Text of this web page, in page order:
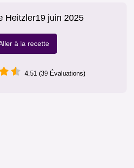
Heitzler19 juin 2025
à la recette
4.51 (39 Évaluations)